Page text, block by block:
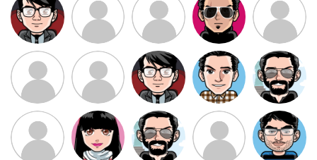
ممدرضا رضا کاظمی زهرا ~ ابتین
سید محمد
موسوی
مهدی فرهمند مهدی سلطانی داود رضیی
طرفدار میلی
بابی براون
کیوان کیانی